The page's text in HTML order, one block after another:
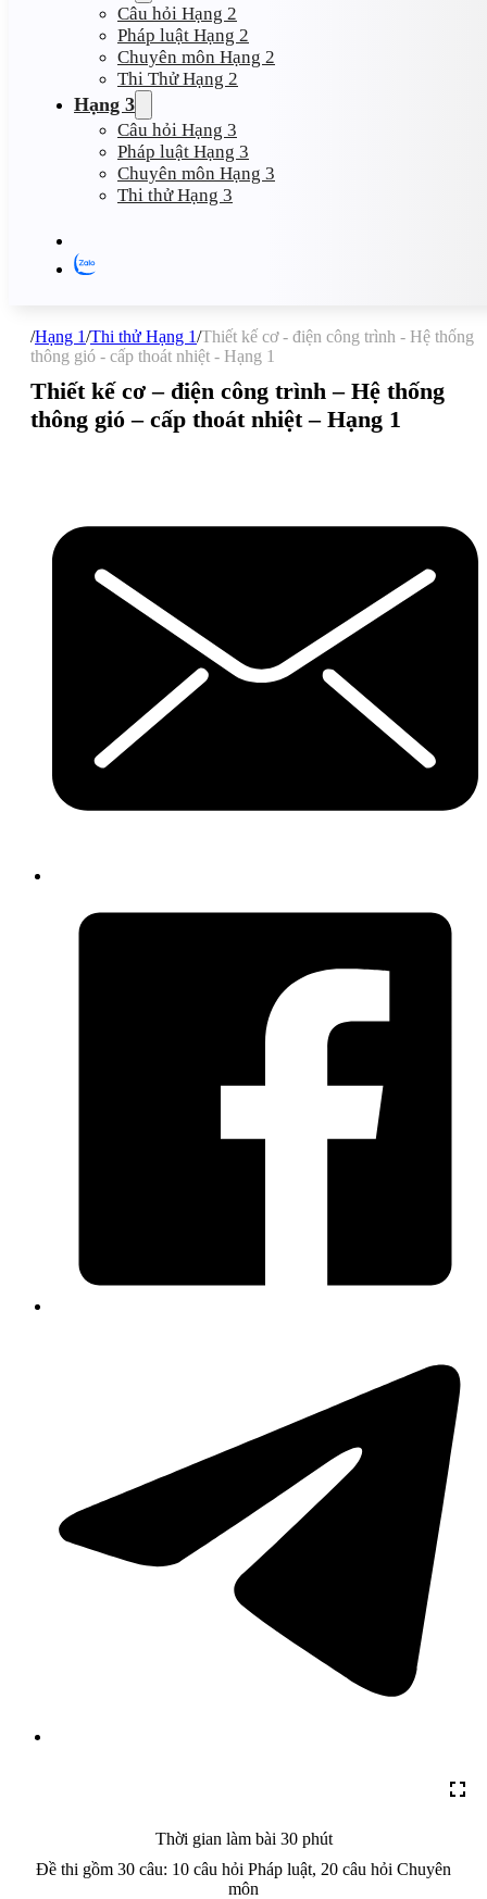
Câu hỏi Hạng 2
Pháp luật Hạng 2
Chuyên môn Hạng 2
Thi Thử Hạng 2
Hạng 3
Câu hỏi Hạng 3
Pháp luật Hạng 3
Chuyên môn Hạng 3
Thi thử Hạng 3
/Hạng 1/Thi thử Hạng 1/Thiết kế cơ - điện công trình - Hệ thống
thông gió - cấp thoát nhiệt - Hạng 1
Thiết kế cơ – điện công trình – Hệ thống
thông gió – cấp thoát nhiệt – Hạng 1
Thời gian làm bài 30 phút
Đề thi gồm 30 câu: 10 câu hỏi Pháp luật, 20 câu hỏi Chuyên
môn